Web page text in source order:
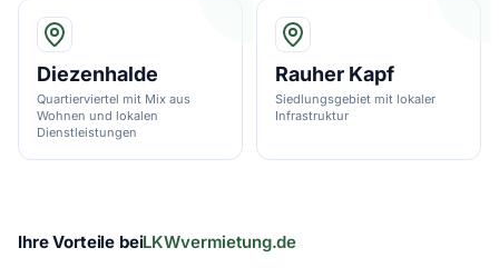
Diezenhalde
Quartierviertel mit Mix aus
Wohnen und lokalen
Dienstleistungen
Rauher Kapf
Siedlungsgebiet mit lokaler
Infrastruktur
Ihre Vorteile beiLKWvermietung.de